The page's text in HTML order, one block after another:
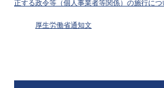
正する政令等（個人事業者等関係）の施行につ
厚生労働省通知文